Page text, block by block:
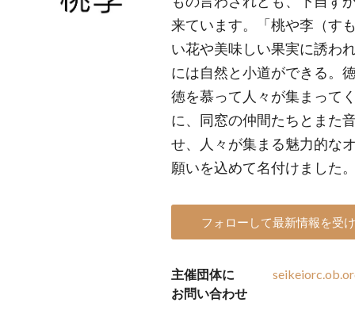
来ています。「桃や李（す
い花や美味しい果実に誘わ
には自然と小道ができる。
徳を慕って人々が集まって
に、同窓の仲間たちとまた
せ、人々が集まる魅力的な
願いを込めて名付けまし
フォローして最新情報を受
主催団体に
お問い合わせ